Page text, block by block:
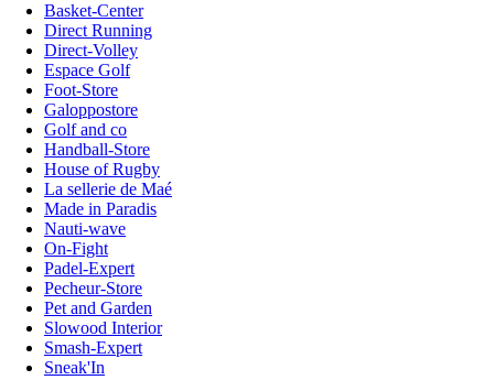
Basket-Center
Direct Running
Direct-Volley
Espace Golf
Foot-Store
Galoppostore
Golf and co
Handball-Store
House of Rugby
La sellerie de Maé
Made in Paradis
Nauti-wave
On-Fight
Padel-Expert
Pecheur-Store
Pet and Garden
Slowood Interior
Smash-Expert
Sneak'In